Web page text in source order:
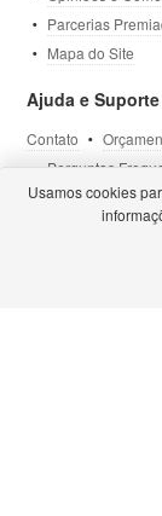
Parcerias
Mapa do Site
Ajuda e Suporte
Contato
Perguntas
Política de
Selos e
Usamos cookies